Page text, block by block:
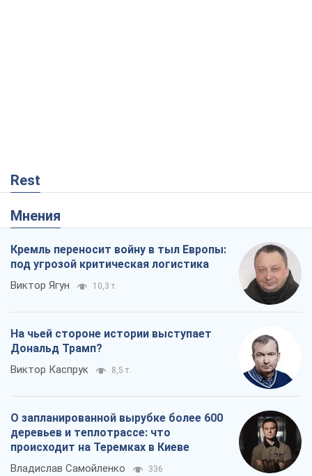
Rest
Мнения
Кремль переносит войну в тыл Европы:
под угрозой критическая логистика
Виктор Ягун 10,3 т.
На чьей стороне истории выступает
Дональд Трамп?
Виктор Каспрук 8,5 т.
О запланированной вырубке более 600
деревьев и теплотрассе: что
происходит на Теремках в Киеве
Владислав Самойленко 336